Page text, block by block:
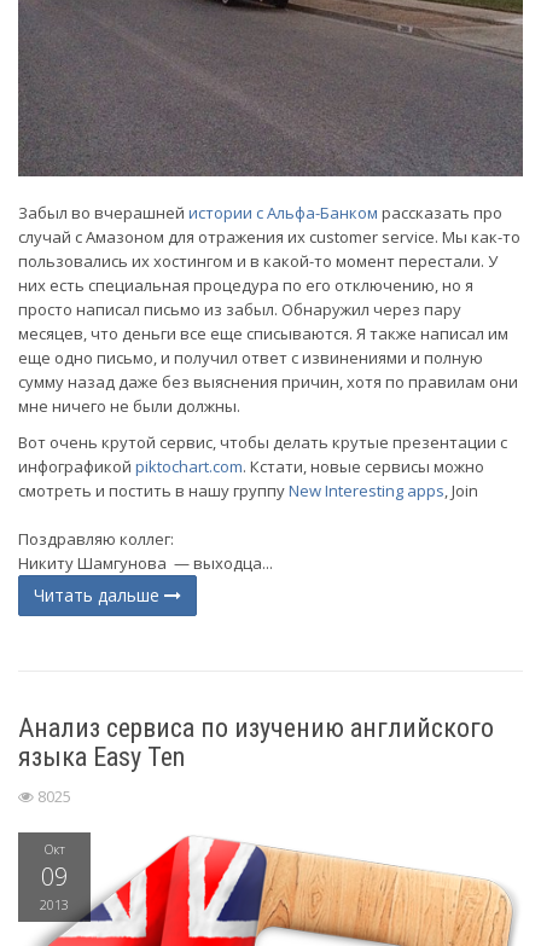
Забыл во вчерашней истории с Альфа-Банком рассказать про
случай с Амазоном для отражения их customer service. Мы как-то
пользовались их хостингом и в какой-то момент перестали. У
них есть специальная процедура по его отключению, но я
просто написал письмо из забыл. Обнаружил через пару
месяцев, что деньги все еще списываются. Я также написал им
еще одно письмо, и получил ответ с извинениями и полную
сумму назад даже без выяснения причин, хотя по правилам они
мне ничего не были должны.
Вот очень крутой сервис, чтобы делать крутые презентации с
инфографикой piktochart.com. Кстати, новые сервисы можно
смотреть и постить в нашу группуNew Interesting apps, Join
Поздравляю коллег:
Никиту Шамгунова — выходца...
Читать дальше
Анализ сервиса по изучению английского
языка Easy Ten
8025
Окт
09
2013